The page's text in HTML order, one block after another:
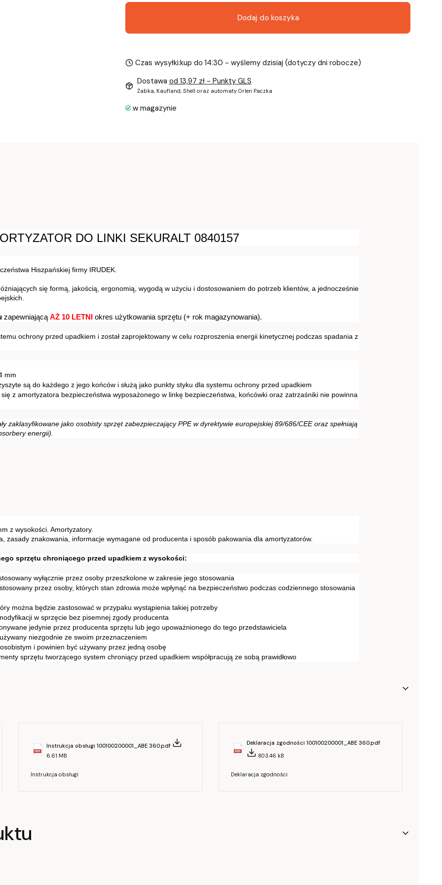
Dodaj do koszyka
Czas wysyłki:kup do 14:30 - wyślemy dzisiaj (dotyczy dni robocze)
Dostawa od 13,97 zł - Punkty GLS
Żabka, Kaufland, Shell oraz automaty Orlen Paczka
w magazynie
DO LINKI SEKURALT 0840157
Hiszpańskiej firmy IRUDEK.
się formą, jakością, ergonomią, wygodą w użyciu i dostosowaniem do potrzeb klientów, a jednocześnie
zapewniającą AŻ 10 LETNI okres użytkowania sprzętu (+ rok magazynowania).
ochrony przed upadkiem i został zaprojektowany w celu rozproszenia energii kinetycznej podczas spadania z
mm
są do każdego z jego końców i służą jako punkty styku dla systemu ochrony przed upadkiem
się z amortyzatora bezpieczeństwa wyposażonego w linkę bezpieczeństwa, końcówki oraz zatrzaśniki nie powinna
zaklasyfikowane jako osobisty sprzęt zabezpieczający PPE w dyrektywie europejskiej 89/686/CEE oraz spełniają
energii).
z wysokości. Amortyzatory.
zasady znakowania, informacje wymagane od producenta i sposób pakowania dla amortyzatorów.
sprzętu chroniącego przed upadkiem z wysokości:
wyłącznie przez osoby przeszkolone w zakresie jego stosowania
przez osoby, których stan zdrowia może wpłynąć na bezpieczeństwo podczas codziennego stosowania
można będzie zastosować w przypaku wystąpienia takiej potrzeby
w sprzęcie bez pisemnej zgody producenta
jedynie przez producenta sprzętu lub jego upoważnionego do tego przedstawiciela
niezgodnie ze swoim przeznaczeniem
i powinien być używany przez jedną osobę
sprzętu tworzącego system chroniący przed upadkiem współpracują ze sobą prawidłowo
Instrukcja obsługi 100100200001_ABE 360.pdf
6.61 MB
Instrukcja obsługi
Deklaracja zgodności 100100200001_ABE 360.pdf
803.46 kB
Deklaracja zgodności